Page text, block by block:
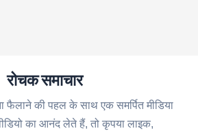
रोचक समाचार
फैलाने की पहल के साथ एक समर्पित मीडिया
का आनंद लेते हैं, तो कृपया लाइक,